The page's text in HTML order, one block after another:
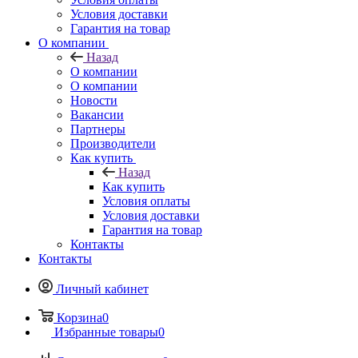
Условия доставки
Гарантия на товар
О компании
Назад
О компании
О компании
Новости
Вакансии
Партнеры
Производители
Как купить
Назад
Как купить
Условия оплаты
Условия доставки
Гарантия на товар
Контакты
Контакты
Личный кабинет
Корзина0
Избранные товары0